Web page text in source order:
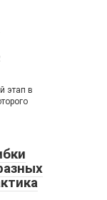
этап в